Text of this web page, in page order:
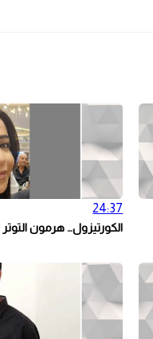
24:37
الكورتيزول… هرمون